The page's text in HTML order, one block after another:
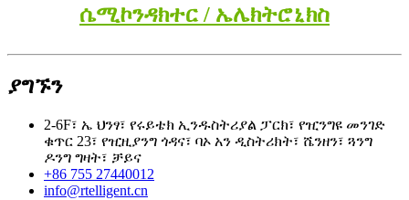
ሴሚኮንዳክተር / ኤሌክትሮኒክስ
ያግኙን
2-6F፣ ኤ ህንፃ፣ የሩይቴክ ኢንዱስትሪያል ፓርክ፣ የዢንግዩ መንገድ
ቁጥር 23፣ የዢዚያንግ ጎዳና፣ ባኦ አን ዲስትሪክት፣ ሼንዘን፣ ጓንግ
ዶንግ ግዛት፣ ቻይና
+86 755 27440012
info@rtelligent.cn